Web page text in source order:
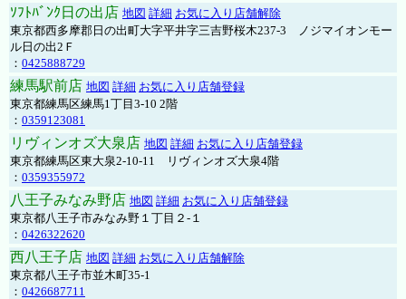
ｿﾌﾄﾊﾞﾝｸ日の出店 地図 詳細 お気に入り店舗解除
東京都西多摩郡日の出町大字平井字三吉野桜木237-3 ノジマイオンモー
ル日の出2Ｆ
： 0425888729
練馬駅前店 地図 詳細 お気に入り店舗登録
東京都練馬区練馬1丁目3-10 2階
： 0359123081
リヴィンオズ大泉店 地図 詳細 お気に入り店舗登録
東京都練馬区東大泉2-10-11 リヴィンオズ大泉4階
： 0359355972
八王子みなみ野店 地図 詳細 お気に入り店舗登録
東京都八王子市みなみ野１丁目２-１
： 0426322620
西八王子店 地図 詳細 お気に入り店舗解除
東京都八王子市並木町35-1
： 0426687711